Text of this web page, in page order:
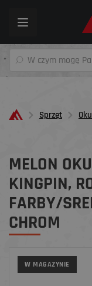
Toggle
Sprzęt
MELON
KINGPIN,
FARBY/
CHROM
W MAGAZYNIE